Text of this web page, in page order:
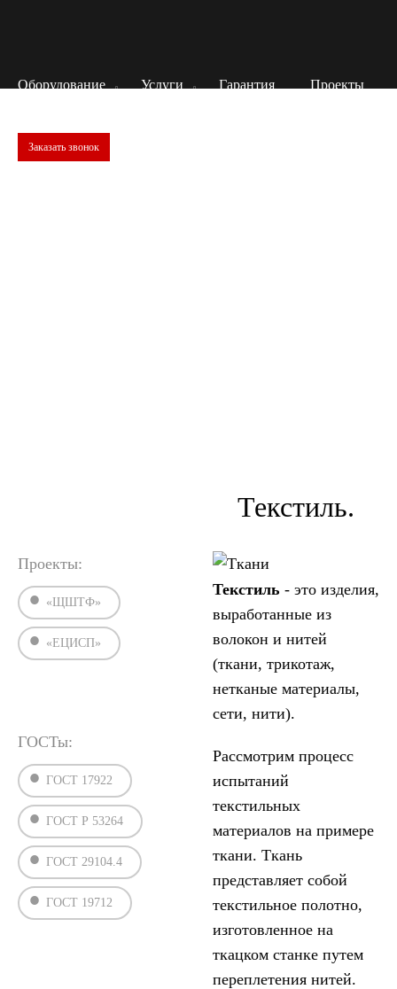
Оборудование Услуги Гарантия Проекты
Заказать звонок
Проекты:
«ЩШТФ»
«ЕЦИСП»
ГОСТы:
ГОСТ 17922
ГОСТ Р 53264
ГОСТ 29104.4
ГОСТ 19712
Текстиль.
Текстиль - это изделия,
выработанные из
волокон и нитей
(ткани, трикотаж,
нетканые материалы,
сети, нити).
Рассмотрим процесс
испытаний
текстильных
материалов на примере
ткани. Ткань
представляет собой
текстильное полотно,
изготовленное на
ткацком станке путем
переплетения нитей.